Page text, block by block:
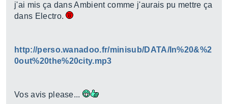
j'ai mis ça dans Ambient comme j'aurais pu mettre ça
dans Electro.
http://perso.wanadoo.fr/minisub/DATA/In%20&%2
0out%20the%20city.mp3
Vos avis please...